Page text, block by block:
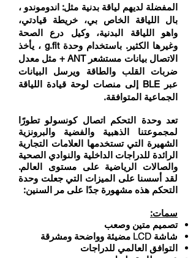
المفضلة لديهم لياقة بدنية مثل: اندوموندو ،
بال اللياقة الخاص بي، خريطة قيادتي،
واهو اللياقة البدنية، وكيل درع الصحة
وغيرها الكثير. باستخدام وحدة g.fit ، يأخذ
الاتصال بيانات مستشعر ANT + مثل معدل
ضربات القلب والطاقة ويرسل البيانات
عبر BLE إلى منصات لوحة قيادة اللياقة
الجماعية المتوافقة.
تعد وحدة التحكم اتصال كونسولو تطورًا
لمجموعتنا الذهبية والفضية والبرونزية
الشهيرة التي تستخدمها العلامات التجارية
الرائدة للدراجات الداخلية والنوادي الصحية
والصالات الرياضية على مستوى العالم.
لقد أسسنا على الميزات التي جعلت وحدة
التحكم هذه مشهورة جدًا على مر السنين:
سمات:
تصميم متين وصعب
شاشة LCD مضيئة وواضحة ومشرقة
التوافق العالمي للدراجات